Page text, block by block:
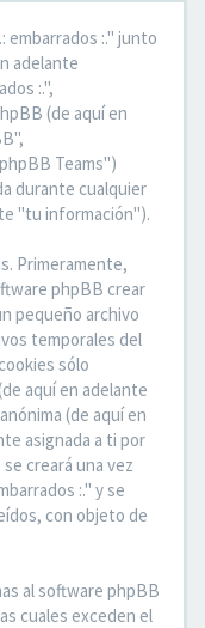
embarrados :." junto
adelante
:.",
(de aquí en
Teams")
durante cualquier
"tu información").
Primeramente,
phpBB crear
pequeño archivo
temporales del
sólo
aquí en adelante
(de aquí en
asignada a ti por
creará una vez
:." y se
con objeto de
al software phpBB
cuales exceden el